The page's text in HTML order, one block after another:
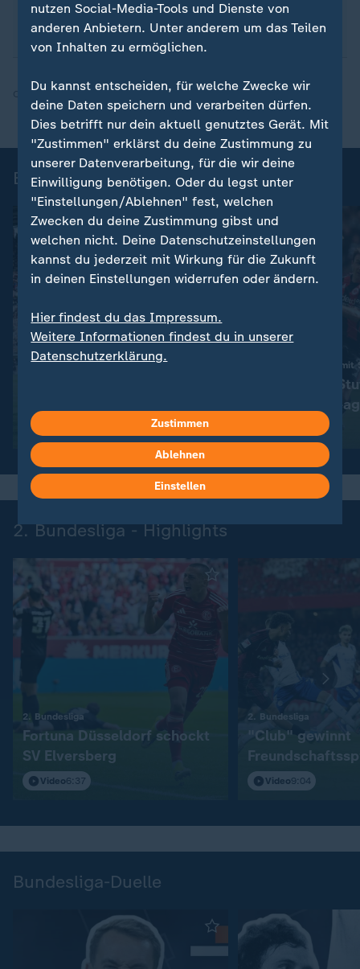
sportstudio-WhatsApp-Channel
Bundesliga 34. Spieltag
3:1 beim FC St. Pauli: Rieras letztes Spiel mit
Remis reicht
Champions
2. Bundesliga - Highlights
2. Bundesliga
Fortuna Düsseldorf schockt
SV Elversberg
Video6:37
2. Bundesliga
"Club" gewinnt
S04Video9:04
Bundesliga-Duelle
nutzen Social-Media-Tools und Dienste von
anderen Anbietern. Unter anderem um das Teilen
von Inhalten zu ermöglichen.
Du kannst entscheiden, für welche Zwecke wir
deine Daten speichern und verarbeiten dürfen.
Dies betrifft nur dein aktuell genutztes Gerät. Mit
"Zustimmen" erklärst du deine Zustimmung zu
unserer Datenverarbeitung, für die wir deine
Einwilligung benötigen. Oder du legst unter
"Einstellungen/Ablehnen" fest, welchen
Zwecken du deine Zustimmung gibst und
welchen nicht. Deine Datenschutzeinstellungen
kannst du jederzeit mit Wirkung für die Zukunft
in deinen Einstellungen widerrufen oder ändern.
Hier findest du das Impressum.
Weitere Informationen findest du in unserer
Datenschutzerklärung.
Zustimmen
Ablehnen
Einstellen